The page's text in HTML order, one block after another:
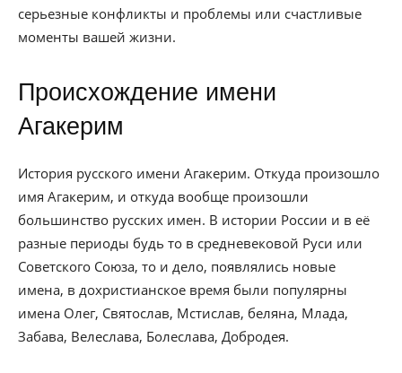
серьезные конфликты и проблемы или счастливые
моменты вашей жизни.
Происхождение имени
Агакерим
История русского имени Агакерим. Откуда произошло
имя Агакерим, и откуда вообще произошли
большинство русских имен. В истории России и в её
разные периоды будь то в средневековой Руси или
Советского Союза, то и дело, появлялись новые
имена, в дохристианское время были популярны
имена Олег, Святослав, Мстислав, беляна, Млада,
Забава, Велеслава, Болеслава, Добродея.